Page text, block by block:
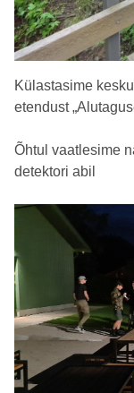
Külastasime
etendust
Õhtul vaatlesime
detektori abil